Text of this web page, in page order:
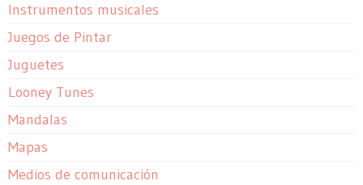
Instrumentos musicales
Juegos de Pintar
Juguetes
Looney Tunes
Mandalas
Mapas
Medios de comunicación